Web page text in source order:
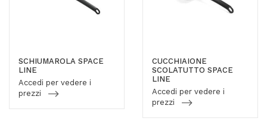
SCHIUMAROLA SPACE
LINE
Accedi per vedere i
prezzi
CUCCHIAIONE
SCOLATUTTO SPACE
LINE
Accedi per vedere i
prezzi